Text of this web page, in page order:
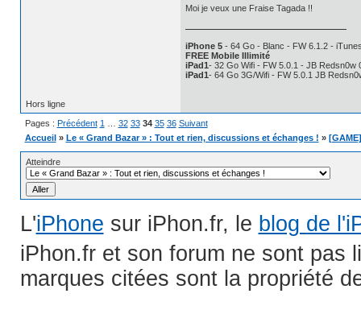
Moi je veux une Fraise Tagada !!
iPhone 5- 64 Go - Blanc - FW 6.1.2 -
FREE Mobile Illimité
iPad1- 32 Go Wifi - FW 5.0.1 - JB Redsn0w
iPad1- 64 Go 3G/Wifi - FW 5.0.1 JB
Hors ligne
Pages : Précédent 1 32 33 34 35 36 Suivant
Accueil » Le « Grand Bazar » : Tout et rien, discussions et échanges ! »
Atteindre
L'iPhone sur iPhon.fr, le blog de
iPhon.fr et son forum ne sont pas
marques citées sont la propriété